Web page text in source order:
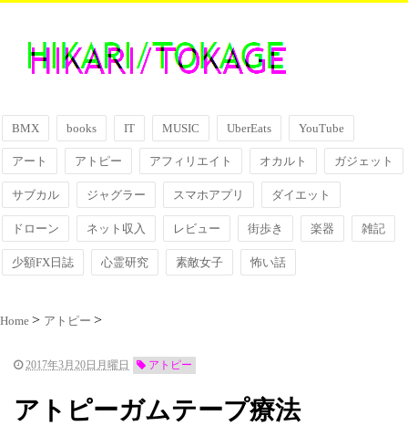
BMX books IT MUSIC UberEats YouTube
アート アトピー アフィリエイト オカルト ガジェット
サブカル ジャグラー スマホアプリ ダイエット
ドローン ネット収入 レビュー 街歩き 楽器 雑記
少額FX日誌 心霊研究 素敵女子 怖い話
Home アトピー
2017年3月20日月曜日 アトピー
アトピーガムテープ療法